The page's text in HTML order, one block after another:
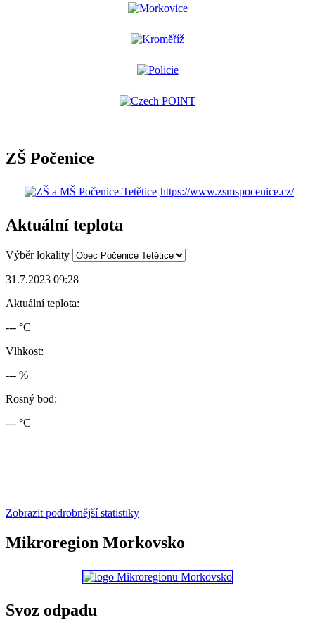
ZŠ Počenice
https://www.zsmspocenice.cz/
Aktuální teplota
Výběr lokality
31.7.2023 09:28
Aktuální teplota:
--- °C
Vlhkost:
--- %
Rosný bod:
--- °C
Zobrazit podrobnější statistiky
Mikroregion Morkovsko
Svoz odpadu